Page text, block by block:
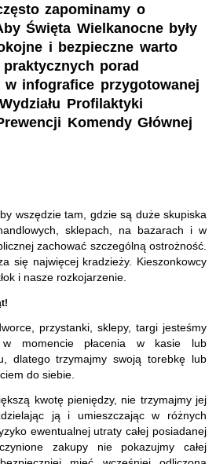
zapominamy o
Święta Wielkanocne były
i bezpieczne warto
porad
w infografice przygotowanej
Profilaktyki
Komendy Głównej
wszędzie tam, gdzie są duże skupiska
sklepach, na bazarach i w
zachować szczególną ostrożność.
się najwięcej kradzieży. Kieszonkowcy
i nasze rozkojarzenie.
przystanki, sklepy, targi jesteśmy
momencie płacenia w kasie lub
dlatego trzymajmy swoją torebkę lub
do siebie.
kwotę pieniędzy, nie trzymajmy jej
ją i umieszczając w różnych
ewentualnej utraty całej posiadanej
zakupy nie pokazujmy całej